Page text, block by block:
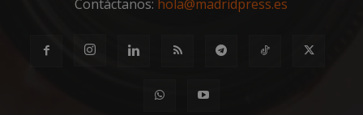
Contáctanos: hola@madridpress.es